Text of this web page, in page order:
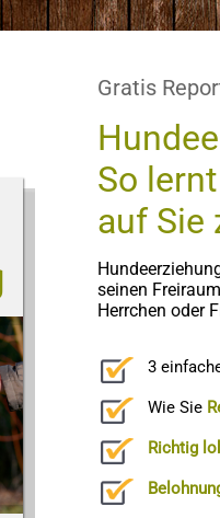
Gratis
So
auf Sie
seinen
Herrchen oder
3
Wie Sie
Richtig